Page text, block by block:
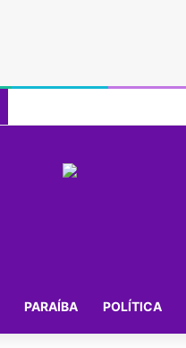
PARAÍBA POLÍTICA